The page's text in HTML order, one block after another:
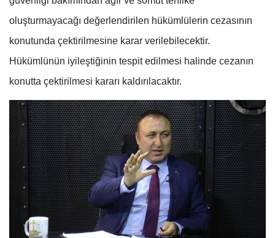
oluşturmayacağı değerlendirilen hükümlülerin cezasının
konutunda çektirilmesine karar verilebilecektir.
Hükümlünün iyileştiğinin tespit edilmesi halinde cezanın
konutta çektirilmesi kararı kaldırılacaktır.